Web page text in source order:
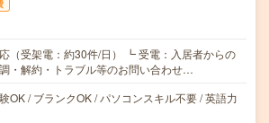
（受架電：約30件/日） ┗ 受電：入居者からの
・解約・トラブル等のお問い合わせ…
OK / ブランクOK / パソコンスキル不要 / 英語力